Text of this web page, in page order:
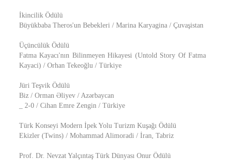
İkincilik Ödülü
Büyükbaba Theros'un Bebekleri / Marina Karyagina / Çuvaşistan
Üçüncülük Ödülü
Fatma Kayacı'nın Bilinmeyen Hikayesi (Untold Story Of Fatma
Kayaci) / Orhan Tekeoğlu / Türkiye
Jüri Teşvik Ödülü
Biz / Orman Əliyev / Azərbaycan
_ 2-0 / Cihan Emre Zengin / Türkiye
Türk Konseyi Modern İpek Yolu Turizm Kuşağı Ödülü
Ekizler (Twins) / Mohammad Alimoradi / İran, Tabriz
Prof. Dr. Nevzat Yalçıntaş Türk Dünyası Onur Ödülü